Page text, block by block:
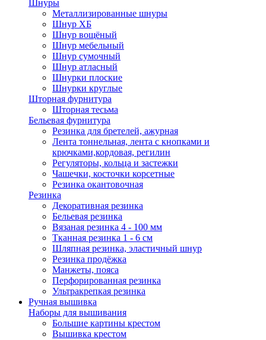
Шнуры
Металлизированные шнуры
Шнур ХБ
Шнур вощёный
Шнур мебельный
Шнур сумочный
Шнур атласный
Шнурки плоские
Шнурки круглые
Шторная фурнитура
Шторная тесьма
Бельевая фурнитура
Резинка для бретелей, ажурная
Лента тоннельная, лента с кнопками и
крючками,кордовая, регилин
Регуляторы, кольца и застежки
Чашечки, косточки корсетные
Резинка окантовочная
Резинка
Декоративная резинка
Бельевая резинка
Вязаная резинка 4 - 100 мм
Тканная резинка 1 - 6 см
Шляпная резинка, эластичный шнур
Резинка продёжка
Манжеты, пояса
Перфорированная резинка
Ультракрепкая резинка
Ручная вышивка
Наборы для вышивания
Большие картины крестом
Вышивка крестом